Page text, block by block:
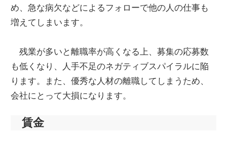
め、急な病欠などによるフォローで他の人の仕事も
増えてしまいます。
残業が多いと離職率が高くなる上、募集の応募数
も低くなり、人手不足のネガティブスパイラルに陥
ります。また、優秀な人材の離職してしまうため、
会社にとって大損になります。
賃金